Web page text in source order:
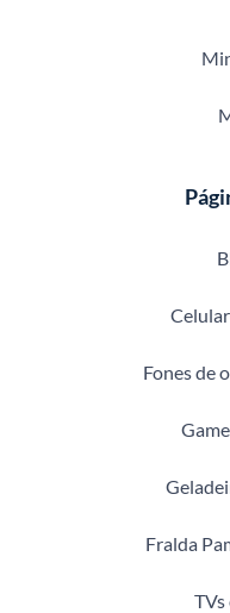
Fones de
Fralda